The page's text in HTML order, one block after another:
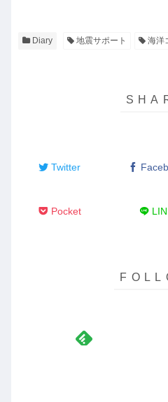
Diary 地震サポート 海洋
Twitter
Pocket